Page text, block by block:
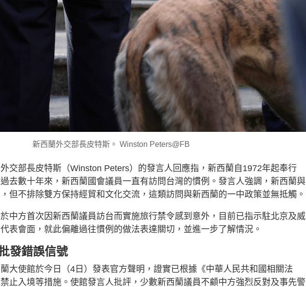
新西蘭外交部長皮特斯。 Winston Peters@FB
交部長皮特斯（Winston Peters）的發言人回應指，新西蘭自1972年起奉行
過去數十年來，新西蘭國會議員一直有訪問台灣的慣例。發言人強調，新西蘭與
但不排除雙方保持經貿和文化交流，這類訪問與新西蘭的一中政策並無抵觸。
中方首次因新西蘭議員訪台而實施旅行禁令感到意外，目前已指示駐北京及威
表會面，就此偏離過往慣例的做法表達關切，並進一步了解情況。
發錯誤信號
大使館於今日（4日）發表官方聲明，證實已根據《中華人民共和國相關法
止入境等措施。使館發言人批評，少數新西蘭議員不顧中方強烈反對及事先警